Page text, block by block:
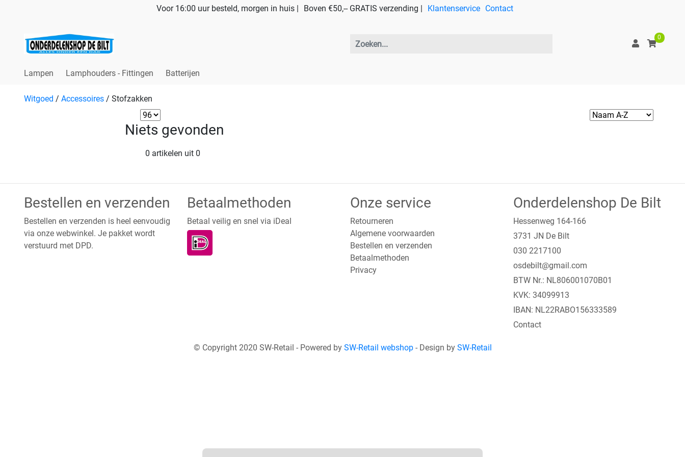
Voor 16:00 uur besteld, morgen in huis | Boven €50,-- GRATIS verzending | Klantenservice Contact
0
Lampen Lamphouders - Fittingen Batterijen
Witgoed / Accessoires / Stofzakken
Niets gevonden
0 artikelen uit 0
Bestellen en verzenden
Bestellen en verzenden is heel eenvoudig
via onze webwinkel. Je pakket wordt
verstuurd met DPD.
Betaalmethoden
Betaal veilig en snel via iDeal
Onze service
Retourneren
Algemene voorwaarden
Bestellen en verzenden
Betaalmethoden
Privacy
Onderdelenshop De Bilt
Hessenweg 164-166
3731 JN De Bilt
030 2217100
osdebilt@gmail.com
BTW Nr.: NL806001070B01
KVK: 34099913
IBAN: NL22RABO156333589
Contact
© Copyright 2020 SW-Retail - Powered by SW-Retail webshop- Design by SW-Retail